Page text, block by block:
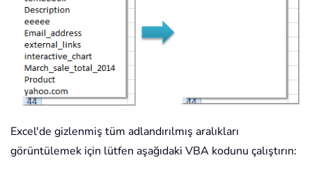
Excel'de gizlenmiş tüm adlandırılmış aralıkları
görüntülemek için lütfen aşağıdaki VBA kodunu çalıştırın: